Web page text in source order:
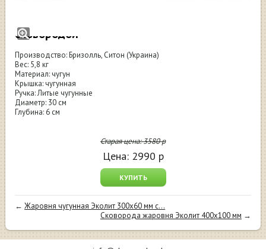
сковородой
Производство: Бризолль, Ситон (Украина)
Вес: 5,8 кг
Материал: чугун
Крышка: чугунная
Ручка: Литые чугунные
Диаметр: 30 см
Глубина: 6 см
Старая цена:3580р
Цена: 2990 р
КУПИТЬ
←Жаровня чугунная Эколит 300x60 мм с...
Сковорода жаровня Эколит 400х100 мм →